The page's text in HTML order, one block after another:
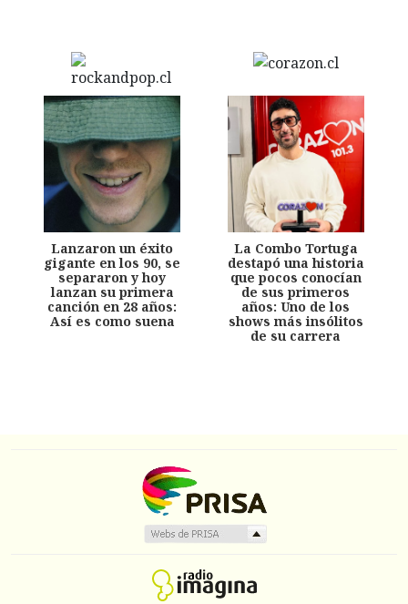
Lanzaron un éxito
gigante en los 90, se
separaron y hoy
lanzan su primera
canción en 28 años:
Así es como suena
La Combo Tortuga
destapó una historia
que pocos conocían
de sus primeros
años: Uno de los
shows más insólitos
de su carrera